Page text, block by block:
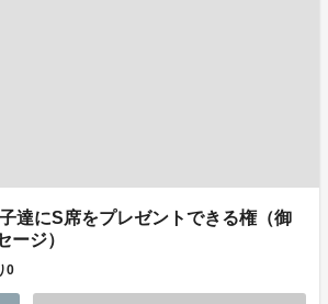
達にS席をプレゼントできる権（御
ージ）
0